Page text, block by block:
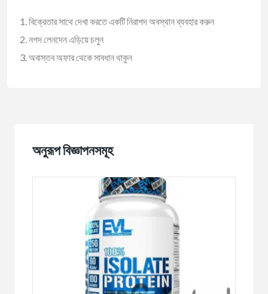
বিক্রেতার সাথে দেখা করতে একটি নিরাপদ অবস্থান ব্যবহার করুন
নগদ লেনদেন এড়িয়ে চলুন
অবাস্তব অফার থেকে সাবধান থাকুন
অনুরূপ বিজ্ঞাপনসমূহ